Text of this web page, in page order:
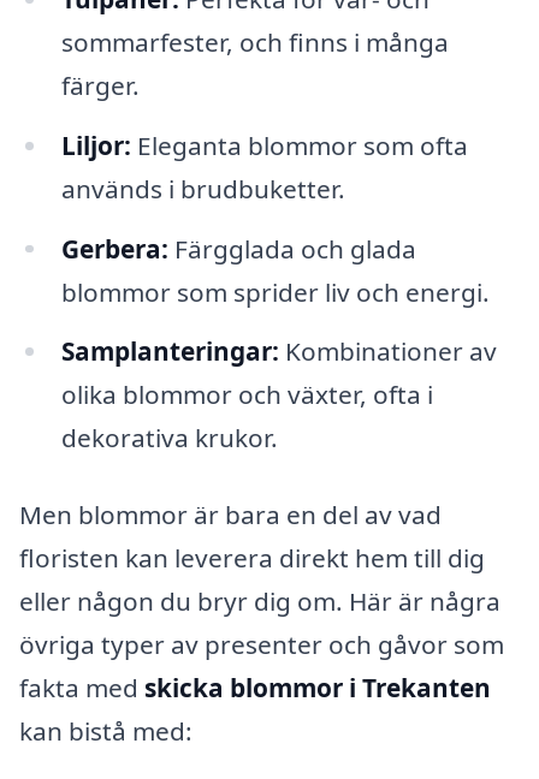
sommarfester, och finns i många
färger.
Liljor: Eleganta blommor som ofta
används i brudbuketter.
Gerbera: Färgglada och glada
blommor som sprider liv och energi.
Samplanteringar: Kombinationer av
olika blommor och växter, ofta i
dekorativa krukor.
Men blommor är bara en del av vad
floristen kan leverera direkt hem till dig
eller någon du bryr dig om. Här är några
övriga typer av presenter och gåvor som
fakta med skicka blommor i Trekanten
kan bistå med: